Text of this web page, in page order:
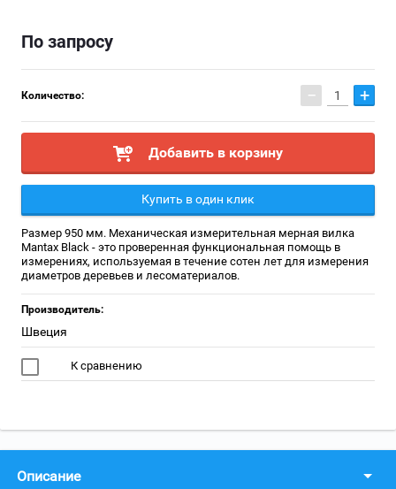
По запросу
Количество: − +
Добавить в корзину
Купить в один клик
Размер 950 мм. Механическая измерительная мерная вилка
Mantax Black - это проверенная функциональная помощь в
измерениях, используемая в течение сотен лет для измерения
диаметров деревьев и лесоматериалов.
Производитель:
Швеция
К сравнению
Описание